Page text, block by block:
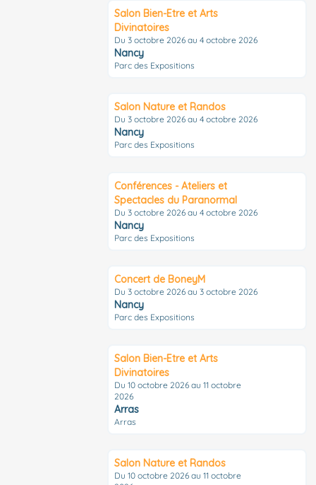
Salon Bien-Etre et Arts
Divinatoires
Du 3 octobre 2026 au 4 octobre 2026
Nancy
Parc des Expositions
Salon Nature et Randos
Du 3 octobre 2026 au 4 octobre 2026
Nancy
Parc des Expositions
Conférences - Ateliers et
Spectacles du Paranormal
Du 3 octobre 2026 au 4 octobre 2026
Nancy
Parc des Expositions
Concert de BoneyM
Du 3 octobre 2026 au 3 octobre 2026
Nancy
Parc des Expositions
Salon Bien-Etre et Arts
Divinatoires
Du 10 octobre 2026 au 11 octobre
2026
Arras
Arras
Salon Nature et Randos
Du 10 octobre 2026 au 11 octobre